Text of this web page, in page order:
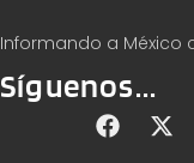
Informando a México
Síguenos...